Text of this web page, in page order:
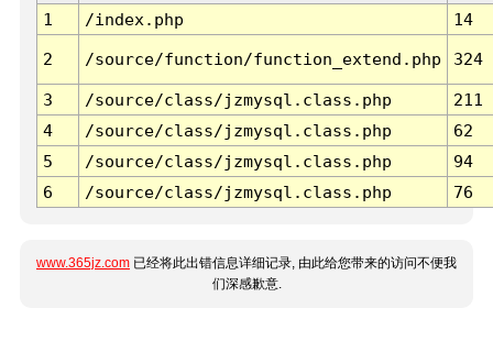
1
/index.php 14
2 /source/function/function_extend.php 324
3 /source/class/jzmysql.class.php
211
4
/source/class/jzmysql.class.php
62
5
/source/class/jzmysql.class.php
94
6
/source/class/jzmysql.class.php 76
www.365jz.com 已经将此出错信息详细记录, 由此给您带来的访问不便我
们深感歉意.